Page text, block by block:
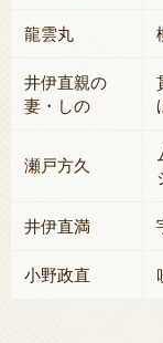
龍雲丸
井伊直親の
妻・しの
瀬戸方久
井伊直満
小野政直